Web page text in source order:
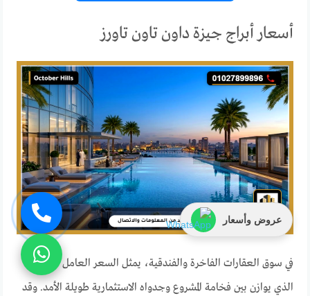
أسعار أبراج جيزة داون تاون تاورز
في سوق العقارات الفاخرة والفندقية، يمثل السعر العامل الحاسم
الذي يوازن بين فخامة المشروع وجدواه الاستثمارية طويلة الأمد. وقد
عروض وأسعار